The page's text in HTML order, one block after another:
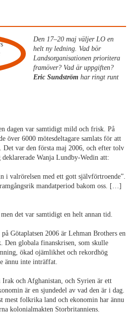
Den 17–20 maj väljer LO en
helt ny ledning. Vad bör
Landsorganisationen prioritera
framöver? Vad är uppgiften?
Eric Sundström har ringt runt
dagen var samtidigt mild och frisk. På
över 6000 mötesdeltagare samlats för att
Det var den första maj 2006, och efter tolv
Wanja Lundby-Wedin att:
i valrörelsen med ett gott självförtroende”.
mandatperiod bakom oss. […]
det var samtidigt en helt annan tid.
Götaplatsen 2006 är Lehman Brothers en
Den globala finanskrisen, som skulle
ökad ojämlikhet och rekordhög
ännu inte inträffat.
och Afghanistan, och Syrien är ett
är en sjundedel av vad den är i dag.
mest folkrika land och ekonomin har ännu
kolonialmakten Storbritanniens.